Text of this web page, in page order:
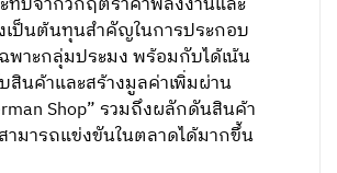
เป็นต้นทุนสำคัญในการประกอบ
พาะกลุ่มประมง พร้อมกับได้เน้น
สินค้าและสร้างมูลค่าเพิ่มผ่าน
Shop” รวมถึงผลักดันสินค้า
ามารถแข่งขันในตลาดได้มากขึ้น